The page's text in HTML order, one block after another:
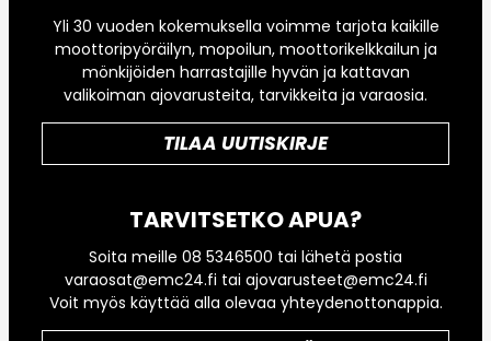
Yli 30 vuoden kokemuksella voimme tarjota kaikille
moottoripyöräilyn, mopoilun, moottorikelkkailun ja
mönkijöiden harrastajille hyvän ja kattavan
valikoiman ajovarusteita, tarvikkeita ja varaosia.
TILAA UUTISKIRJE
TARVITSETKO APUA?
Soita meille 08 5346500 tai lähetä postia
varaosat@emc24.fi tai ajovarusteet@emc24.fi
Voit myös käyttää alla olevaa yhteydenottonappia.